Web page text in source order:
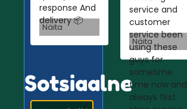
response And
delivery 📦
Näita
service and
customer
service been
using these
guys for
sometime
time now and
always first
Näita
Sotsiaalne